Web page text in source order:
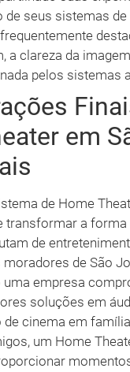
de seus sistemas de
a clareza da
pelos sistemas
em
de Home
transformar a
de
moradores de São
empresa
soluções em
de cinema em
um Home